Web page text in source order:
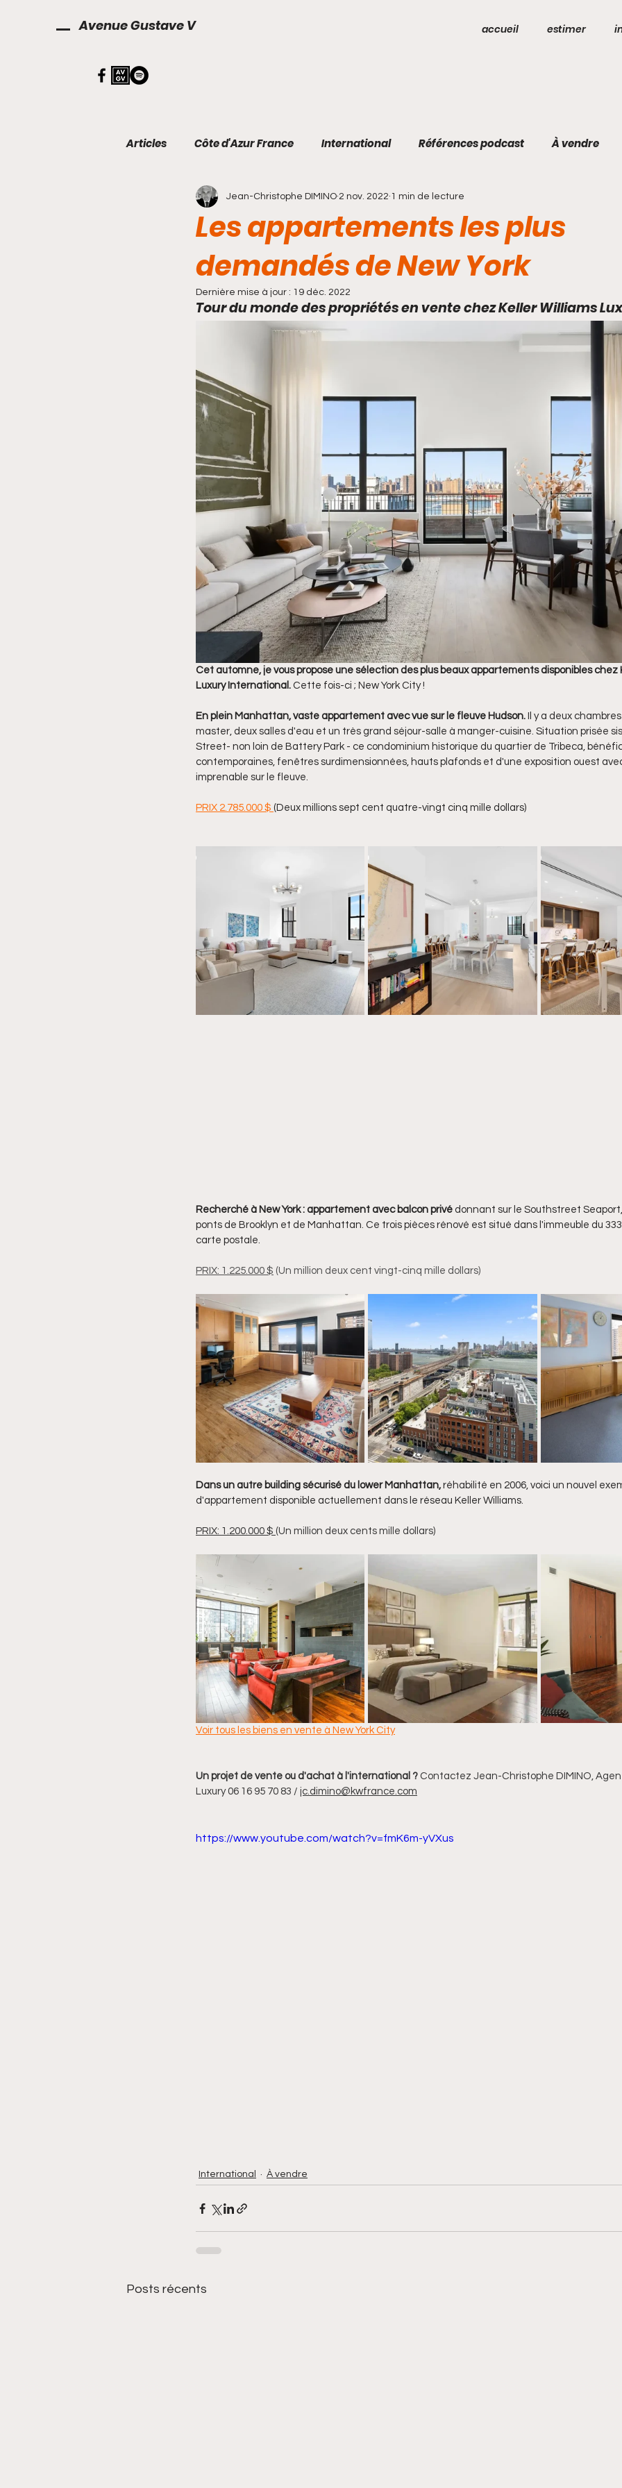
Avenue Gustave V accueil estimer
Articles Côte d'Azur France International Références podcast À vendre
Décoration Finances
Les appartements les plus
demandés de New York
Jean-Christophe DIMINO 2 nov. 2022 1 min de lecture
Dernière mise à jour : 19 déc. 2022
Tour du monde des propriétés en vente chez Keller Williams
Cet automne, je vous propose une sélection des plus beaux appartements disponibles chez
Luxury International. Cette fois-ci ; New York City !
En plein Manhattan, vaste appartement avec vue sur le fleuve Hudson.
Il y a deux
master, deux salles d'eau et un très grand séjour-salle à manger-cuisine. Situation prisée
Street- non loin de Battery Park - ce condominium historique du quartier de Tribeca,
contemporaines, fenêtres surdimensionnées, hauts plafonds et d'une exposition ouest
imprenable sur le fleuve.
PRIX 2.785.000 $ (Deux millions sept cent quatre-vingt cinq mille dollars)
Recherché à New York : appartement avec balcon privé donnant sur le Southstreet
ponts de Brooklyn et de Manhattan. Ce trois pièces rénové est situé dans l'immeuble du
carte postale.
PRIX: 1.225.000 $ (Un million deux cent vingt-cinq mille dollars)
Dans un autre building sécurisé du lower Manhattan, réhabilité en 2006, voici un nouvel
d'appartement disponible actuellement dans le réseau Keller Williams.
PRIX: 1.200.000 $ (Un million deux cents mille dollars)
Voir tous les biens en vente à New York City
Un projet de vente ou d'achat à l'international ? Contactez Jean-Christophe DIMINO,
Luxury 06 16 95 70 83 / jc.dimino@kwfrance.com
https://www.youtube.com/watch?v=fmK6m-yVXus
International À vendre
Posts récents